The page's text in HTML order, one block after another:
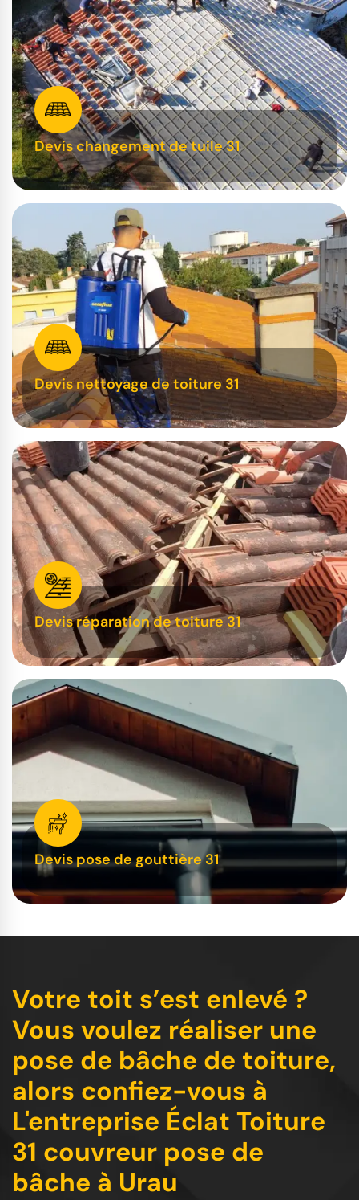
Devis changement de tuile 31
Devis nettoyage de toiture 31
Devis réparation de toiture 31
Devis pose de gouttière 31
Votre toit s’est enlevé ?
Vous voulez réaliser une
pose de bâche de toiture,
alors confiez-vous à
L'entreprise Éclat Toiture
31 couvreur pose de
bâche à Urau